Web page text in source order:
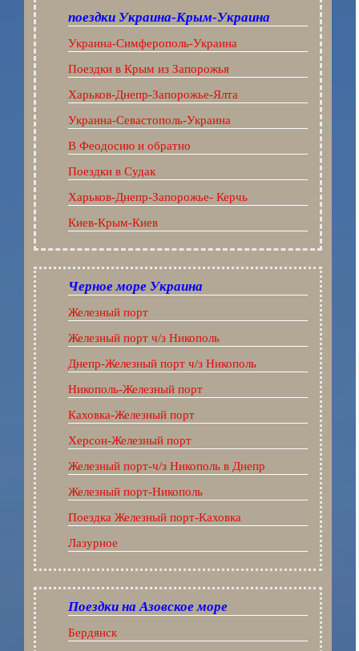
поездки Украина-Крым-Украина
Украина-Симферополь-Украина
Поездки в Крым из Запорожья
Харьков-Днепр-Запорожье-Ялта
Украина-Севастополь-Украина
В Феодосию и обратно
Поездки в Судак
Харьков-Днепр-Запорожье- Керчь
Киев-Крым-Киев
Черное море Украина
Железный порт
Железный порт ч/з Никополь
Днепр-Железный порт ч/з Никополь
Никополь-Железный порт
Каховка-Железный порт
Херсон-Железный порт
Железный порт-ч/з Никополь в Днепр
Железный порт-Никополь
Поездка Железный порт-Каховка
Лазурное
Поездки на Азовское море
Бердянск